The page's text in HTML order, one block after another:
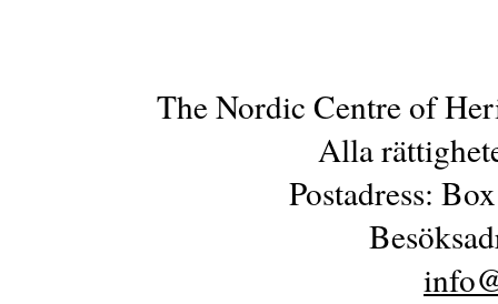
The Nordic Centre of
Alla
Postadress: